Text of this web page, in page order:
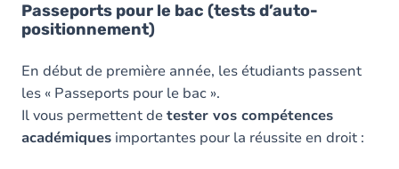
Passeports pour le bac (tests d’auto-
positionnement)
En début de première année, les étudiants passent
les « Passeports pour le bac ».
Il vous permettent detester vos compétences
académiques importantes pour la réussite en droit :